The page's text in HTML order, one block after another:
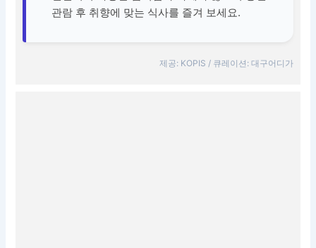
관람 후 취향에 맞는 식사를 즐겨 보세요.
제공: KOPIS / 큐레이션: 대구어디가